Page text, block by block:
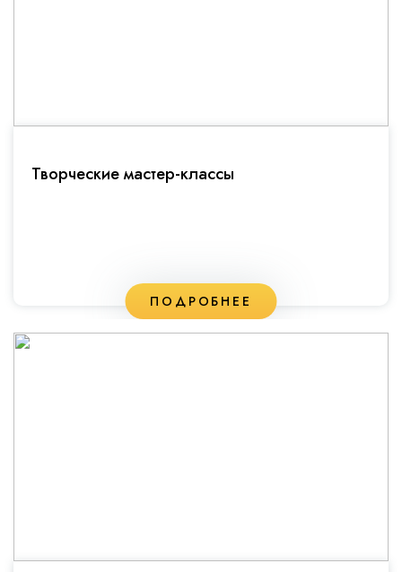
Творческие мастер-классы
ПОДРОБНЕЕ